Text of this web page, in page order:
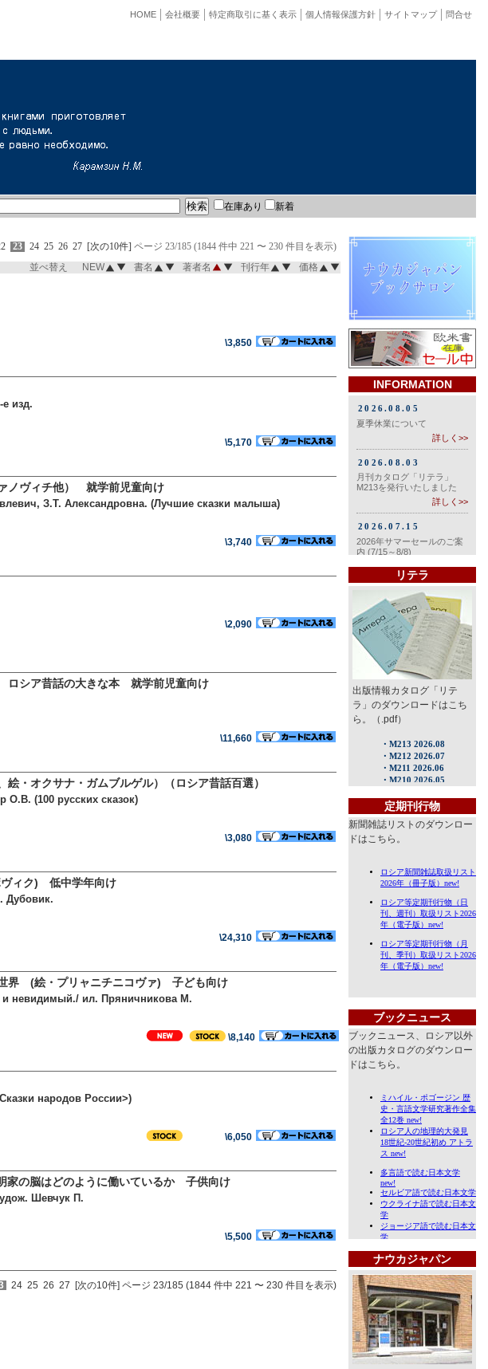
問合せ
サイトマップ
個人情報保護方針
特定商取引に基く表示
会社概要
HOME
在庫あり 新着
23 24 25 26 27 [次の10件] ページ 23/185 (1844 件中 221 〜 230 件目を表示)
並べ替え NEW 書名 著者名 刊行年 価格
\3,850
изд.
\5,170
ノヴィチ他） 就学前児童向け
З.Т. Александровна. (Лучшие сказки малыша)
\3,740
\2,090
ロシア昔話の大きな本 就学前児童向け
\11,660
・オクサナ・ガムブルゲル）（ロシア昔話百選）
О.В. (100 русских сказок)
\3,080
ヴィク) 低中学年向け
Дубовик.
\24,310
界 (絵・プリャニチニコヴァ) 子ども向け
невидимый./ ил. Пряничникова М.
\8,140
народов России>)
\6,050
家の脳はどのように働いているか 子供向け
Шевчук П.
\5,500
24 25 26 27 [次の10件] ページ 23/185 (1844 件中 221 〜 230 件目を表示)
INFORMATION
リテラ
出版情報カタログ「リテ
ラ」のダウンロードはこち
ら。（.pdf）
定期刊行物
新聞雑誌リストのダウンロー
ドはこちら。
ブックニュース
ブックニュース、ロシア以外
の出版カタログのダウンロー
ドはこちら。
ナウカジャパン